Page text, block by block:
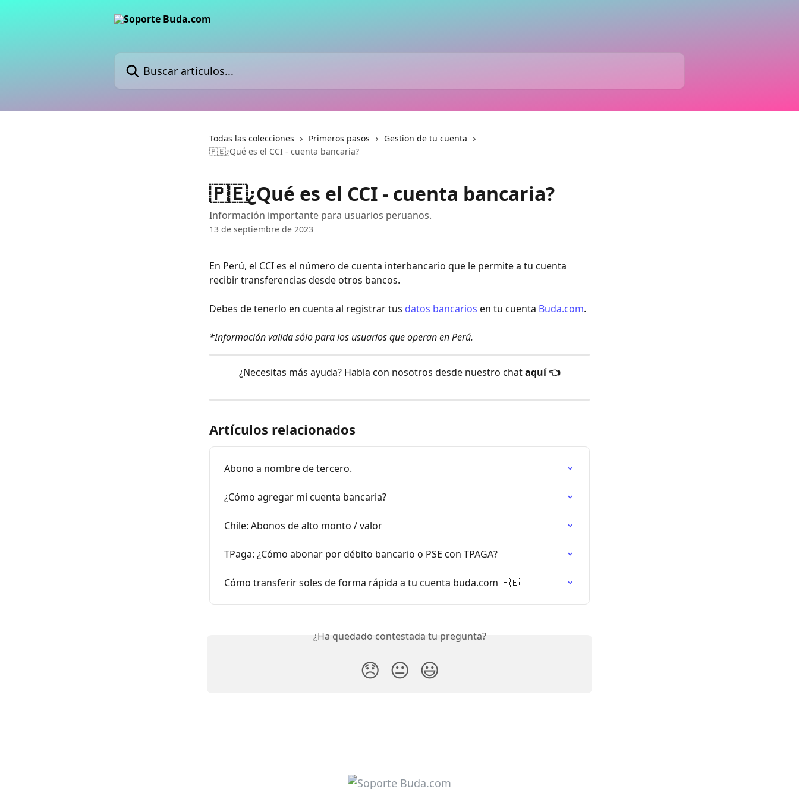
Buscar artículos...
Todas las colecciones Primeros pasos
Gestion de tu cuenta
🇵🇪¿Qué es el CCI - cuenta bancaria?
🇵🇪¿Qué es el CCI - cuenta bancaria?
Información importante para usuarios peruanos.
13 de septiembre de 2023
En Perú, el CCI es el número de cuenta interbancario que le permite a tu cuenta
recibir transferencias desde otros bancos.
Debes de tenerlo en cuenta al registrar tus datos bancarios en tu cuenta Buda.com.
*Información valida sólo para los usuarios que operan en Perú.
¿Necesitas más ayuda? Habla con nosotros desde nuestro chat aquí 👈
Artículos relacionados
Abono a nombre de tercero.
¿Cómo agregar mi cuenta bancaria?
Chile: Abonos de alto monto / valor
TPaga: ¿Cómo abonar por débito bancario o PSE con TPAGA?
Cómo transferir soles de forma rápida a tu cuenta buda.com 🇵🇪
¿Ha quedado contestada tu pregunta?
😞 😐 😃